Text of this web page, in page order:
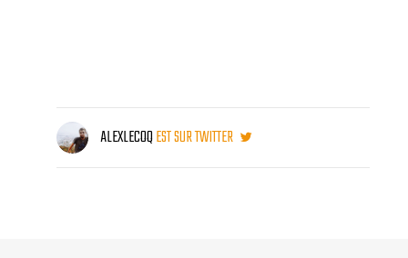
ALEXLECOQEST SUR TWITTER